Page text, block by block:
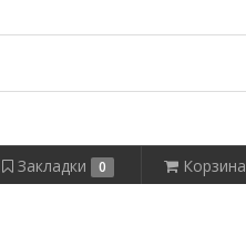
Закладки 0 Корзина